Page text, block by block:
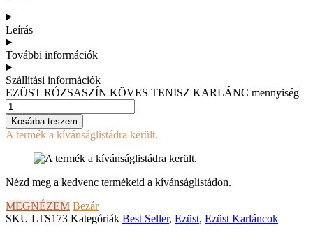
Leírás
További információk
Szállítási információk
EZÜST RÓZSASZÍN KÖVES TENISZ KARLÁNC mennyiség
Kosárba teszem
A termék a kívánságlistádra került.
Nézd meg a kedvenc termékeid a kívánságlistádon.
MEGNÉZEM Bezár
SKU LTS173 Kategóriák Best Seller, Ezüst, Ezüst Karláncok